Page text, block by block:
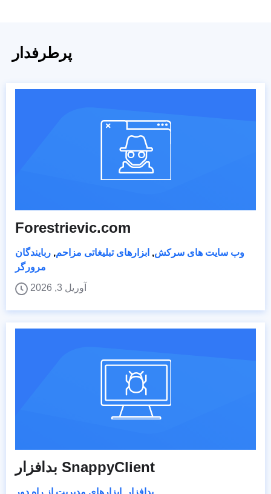
پرطرفدار
Forestrievic.com
وب سایت های سرکش, ابزارهای تبلیغاتی مزاحم, ربایندگان
مرورگر
آوریل 3, 2026
بدافزار SnappyClient